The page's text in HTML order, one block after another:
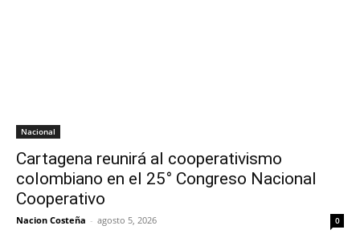
Nacional
Cartagena reunirá al cooperativismo
colombiano en el 25° Congreso Nacional
Cooperativo
Nacion Costeña - agosto 5, 2026 0